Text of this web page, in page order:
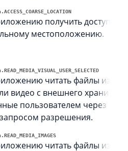
получить доступ
местоположению.
читать файлы из
видео с внешнего храни
пользователем через
разрешения.
читать файлы из